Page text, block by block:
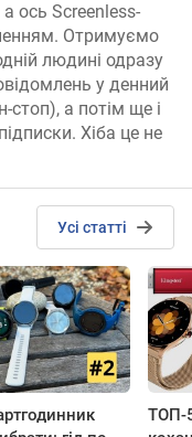
ось Screenless-
Отримуємо
людині одразу
у денний
а потім ще і
Хіба це не
Усі статті
ТОП-